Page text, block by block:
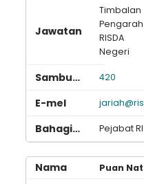
Timbalan
Pengarah
RISDA
Negeri
420
Pejabat
Puan